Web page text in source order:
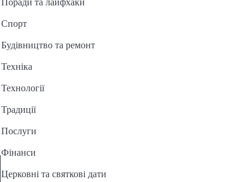
Спорт
Будівництво та ремонт
Техніка
Технології
Традиції
Послуги
Фінанси
Церковні та святкові дати